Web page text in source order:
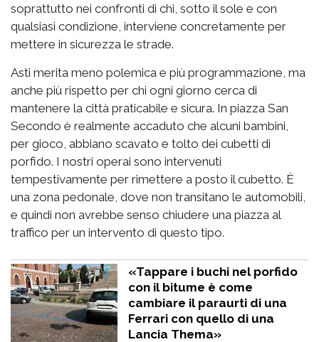
soprattutto nei confronti di chi, sotto il sole e con
qualsiasi condizione, interviene concretamente per
mettere in sicurezza le strade.
Asti merita meno polemica e più programmazione, ma
anche più rispetto per chi ogni giorno cerca di
mantenere la città praticabile e sicura. In piazza San
Secondo è realmente accaduto che alcuni bambini,
per gioco, abbiano scavato e tolto dei cubetti di
porfido. I nostri operai sono intervenuti
tempestivamente per rimettere a posto il cubetto. È
una zona pedonale, dove non transitano le automobili,
e quindi non avrebbe senso chiudere una piazza al
traffico per un intervento di questo tipo.
«Tappare i buchi nel porfido
con il bitume è come
cambiare il paraurti di una
Ferrari con quello di una
Lancia Thema»